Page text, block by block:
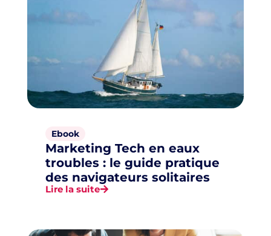
Ebook
Marketing Tech en eaux
troubles : le guide pratique
des navigateurs solitaires
Lire la suite